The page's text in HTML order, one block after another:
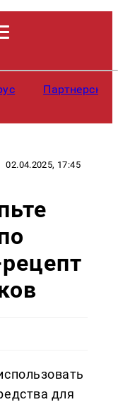
02.04.2025, 17:45
для